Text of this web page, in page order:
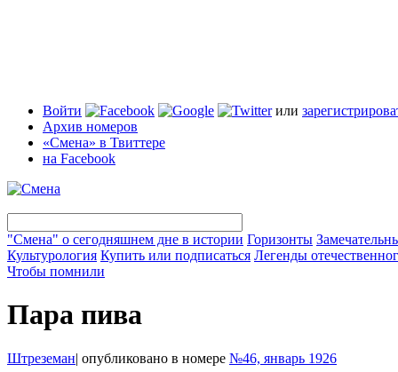
Войти или
Архив номеров
«Смена» в Твиттере
на Facebook
"Смена" о сегодняшнем дне в истории Горизонты
Культурология Купить или подписаться Легенды
Чтобы помнили
Пара пива
Штреземан| опубликовано в номере №46, январь 1926